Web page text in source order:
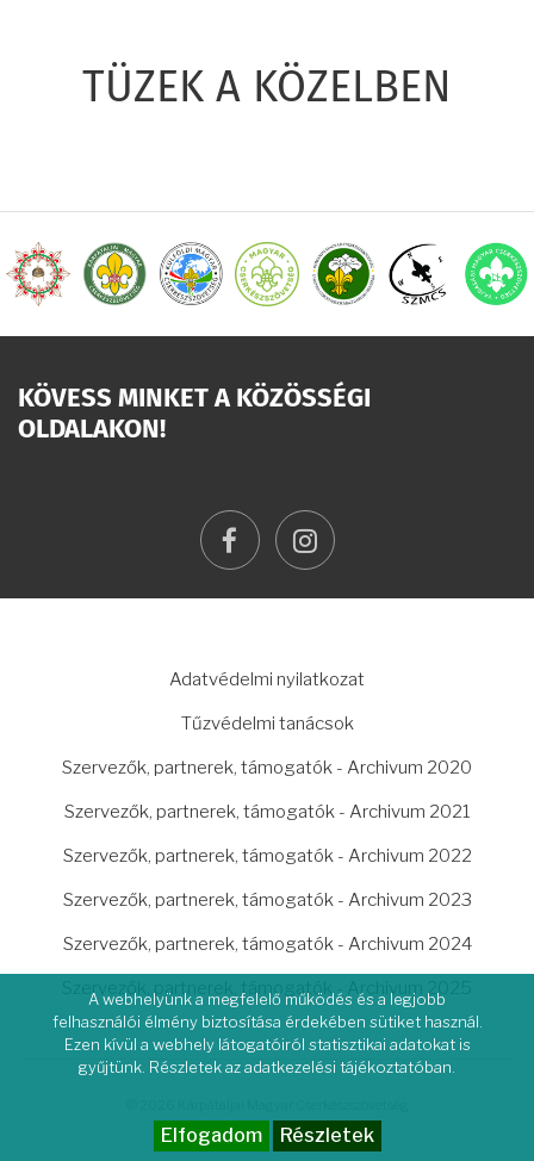
TÜZEK A KÖZELBEN
KÖVESS MINKET A KÖZÖSSÉGI
OLDALAKON!
facebookinstagram
Adatvédelmi nyilatkozat
Tűzvédelmi tanácsok
Szervezők, partnerek, támogatók - Archivum 2020
Szervezők, partnerek, támogatók - Archivum 2021
Szervezők, partnerek, támogatók - Archivum 2022
Szervezők, partnerek, támogatók - Archivum 2023
Szervezők, partnerek, támogatók - Archivum 2024
Szervezők, partnerek, támogatók - Archivum 2025
A webhelyünk a megfelelő működés és a legjobb
felhasználói élmény biztosítása érdekében sütiket használ.
Ezen kívül a webhely látogatóiról statisztikai adatokat is
gyűjtünk. Részletek az adatkezelési tájékoztatóban.
Elfogadom Részletek